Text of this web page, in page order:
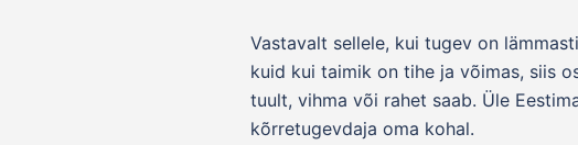
Vastavalt sellele, kui tugev on
kuid kui taimik on tihe ja võimas, siis
tuult, vihma või rahet saab. Üle
kõrretugevdaja oma kohal.